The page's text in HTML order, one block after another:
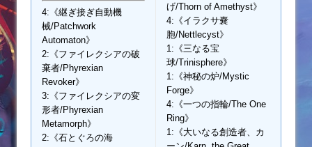
4:《継ぎ接ぎ自動機
械/Patchwork
Automaton》
2:《ファイレクシアの破
棄者/Phyrexian
Revoker》
3:《ファイレクシアの変
形者/Phyrexian
Metamorph》
2:《石とぐろの海
げ/Thorn of Amethyst》
4:《イラクサ嚢
胞/Nettlecyst》
1:《三なる宝
球/Trinisphere》
1:《神秘の炉/Mystic
Forge》
4:《一つの指輪/The One
Ring》
1:《大いなる創造者、カ